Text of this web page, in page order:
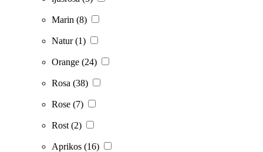
Marin (8)
Natur(1)
Orange (24)
Rosa (38)
Rose (7)
Rost (2)
Aprikos (16)